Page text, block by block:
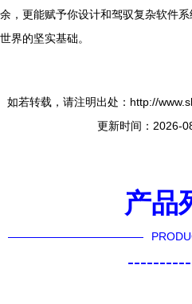
余，更能赋予你设计和驾驭复杂软件
世界的坚实基础。
如若转载，请注明出处：http://
更新时间：2026-
产品